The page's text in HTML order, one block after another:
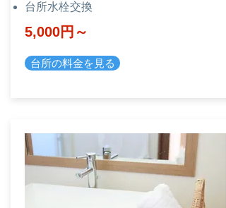
台所水栓交換
​5,000円～
台所の料金を見る